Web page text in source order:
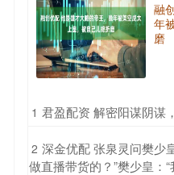
融
年
磨
1 君盈配资 解密阳谋阴谋
2 深金优配 张泉灵问樊少
做直播带货的？”樊少皇：“